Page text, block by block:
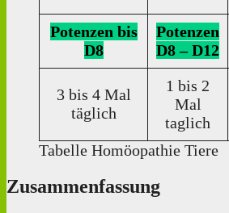
Potenzen bis
D8
Potenzen
D8 – D12
3 bis 4 Mal
täglich
1 bis 2
Mal
taglich
Tabelle Homöopathie Tiere
Zusammenfassung